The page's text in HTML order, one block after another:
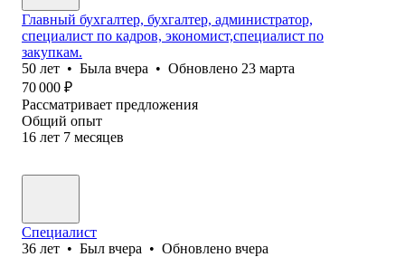
Главный бухгалтер, бухгалтер, администратор,
специалист по кадров, экономист,специалист по
закупкам.
50 лет • Была вчера • Обновлено 23 марта
70 000 ₽
Рассматривает предложения
Общий опыт
16 лет 7 месяцев
Специалист
36 лет • Был вчера • Обновлено вчера